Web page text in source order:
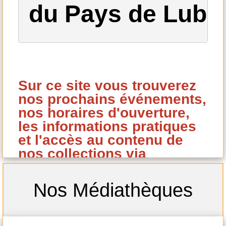
du Pays de
Sur ce site vous trouverez
nos prochains événements,
nos horaires d'ouverture,
les informations pratiques
et l'accès au contenu de
nos collections via
notre catalogue en ligne.
Vous pouvez réserver vos
ouvrages à partir de ce
inscrit à notre réseau de
Nos Médiathèques